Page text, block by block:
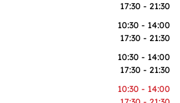
17:30 - 21:30
10:30 - 14:00
17:30 - 21:30
10:30 - 14:00
17:30 - 21:30
10:30 - 14:00